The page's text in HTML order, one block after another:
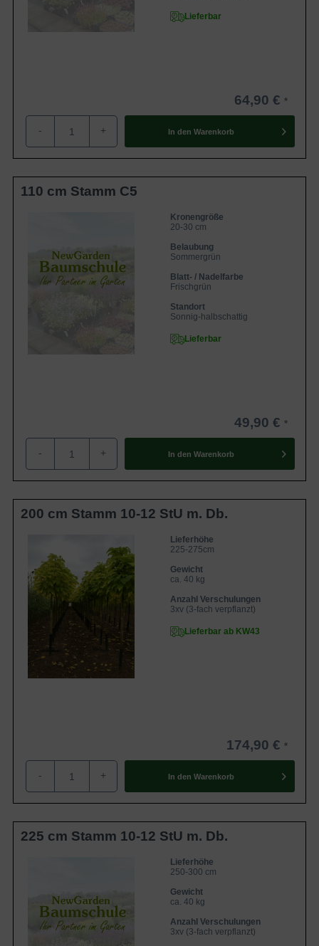
Lieferbar
64,90 €
- + In den Warenkorb
110 cm Stamm C5
Kronengröße
20-30 cm
Belaubung
Sommergrün
Blatt- / Nadelfarbe
Frischgrün
Standort
Sonnig-halbschattig
Lieferbar
49,90 €
- + In den Warenkorb
200 cm Stamm 10-12 StU m. Db.
Lieferhöhe
225-275cm
Gewicht
ca. 40 kg
Anzahl Verschulungen
3xv (3-fach verpflanzt)
Lieferbar ab KW43
174,90 €
- + In den Warenkorb
225 cm Stamm 10-12 StU m. Db.
Lieferhöhe
250-300 cm
Gewicht
ca. 40 kg
Anzahl Verschulungen
3xv (3-fach verpflanzt)